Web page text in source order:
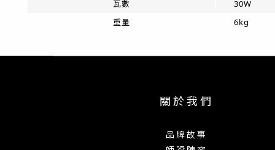
瓦數
30W
重量
6kg
關 於 我 們
品 牌 故 事